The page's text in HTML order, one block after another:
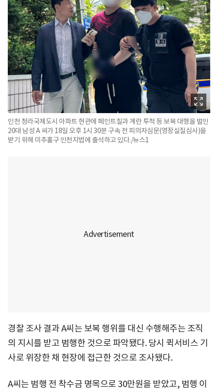
인천 청라국제도시 아파트 현관에 페인트칠과 계란 투척 등 보복 대행을 벌인
20대 남성 A 씨가 18일 오후 1시 30분 구속 전 피의자심문(영장실질심사)을
받기 위해 미추홀구 인천지법에 출석하고 있다./뉴스1
경찰 조사 결과 A씨는 보복 행위를 대신 수행해주는 조직
의 지시를 받고 범행한 것으로 파악됐다. 당시 퀵서비스 기
사로 위장한 채 현장에 접근한 것으로 조사됐다.
A씨는 범행 전 착수금 명목으로 30만원을 받았고, 범행 이